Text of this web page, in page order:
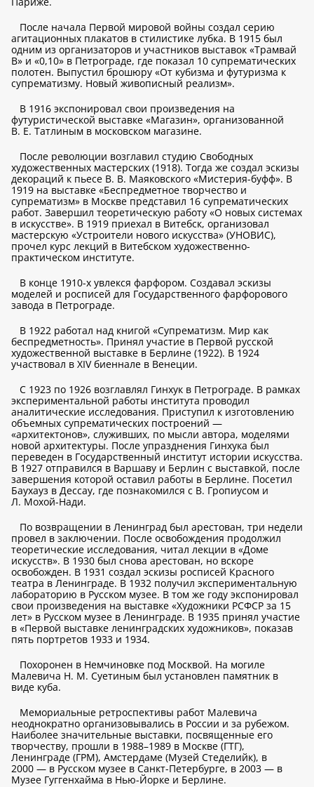
После начала Первой мировой войны создал серию
агитационных плакатов в стилистике лубка. В 1915 был
одним из организаторов и участников выставок «Трамвай
В» и «0,10» в Петрограде, где показал 10 супрематических
полотен. Выпустил брошюру «От кубизма и футуризма к
супрематизму. Новый живописный реализм».
В 1916 экспонировал свои произведения на
футуристической выставке «Магазин», организованной
В. Е. Татлиным в московском магазине.
После революции возглавил студию Свободных
художественных мастерских (1918). Тогда же создал эскизы
декораций к пьесе В. В. Маяковского «Мистерия-буфф». В
1919 на выставке «Беспредметное творчество и
супрематизм» в Москве представил 16 супрематических
работ. Завершил теоретическую работу «О новых системах
в искусстве». В 1919 приехал в Витебск, организовал
мастерскую «Устроители нового искусства» (УНОВИС),
прочел курс лекций в Витебском художественно-
практическом институте.
В конце 1910-х увлекся фарфором. Создавал эскизы
моделей и росписей для Государственного фарфорового
завода в Петрограде.
В 1922 работал над книгой «Супрематизм. Мир как
беспредметность». Принял участие в Первой русской
художественной выставке в Берлине (1922). В 1924
участвовал в XIV биеннале в Венеции.
С 1923 по 1926 возглавлял Гинхук в Петрограде. В рамках
экспериментальной работы института проводил
аналитические исследования. Приступил к изготовлению
объемных супрематических построений —
«архитектонов», служивших, по мысли автора, моделями
новой архитектуры. После упразднения Гинхука был
переведен в Государственный институт истории искусства.
В 1927 отправился в Варшаву и Берлин с выставкой, после
завершения которой оставил работы в Берлине. Посетил
Баухауз в Дессау, где познакомился с В. Гропиусом и
Л. Мохой-Нади.
По возвращении в Ленинград был арестован, три недели
провел в заключении. После освобождения продолжил
теоретические исследования, читал лекции в «Доме
искусств». В 1930 был снова арестован, но вскоре
освобожден. В 1931 создал эскизы росписей Красного
театра в Ленинграде. В 1932 получил экспериментальную
лабораторию в Русском музее. В том же году экспонировал
свои произведения на выставке «Художники РСФСР за 15
лет» в Русском музее в Ленинграде. В 1935 принял участие
в «Первой выставке ленинградских художников», показав
пять портретов 1933 и 1934.
Похоронен в Немчиновке под Москвой. На могиле
Малевича Н. М. Суетиным был установлен памятник в
виде куба.
Мемориальные ретроспективы работ Малевича
неоднократно организовывались в России и за рубежом.
Наиболее значительные выставки, посвященные его
творчеству, прошли в 1988–1989 в Москве (ГТГ),
Ленинграде (ГРМ), Амстердаме (Музей Стеделийк), в
2000 — в Русском музее в Санкт-Петербурге, в 2003 — в
Музее Гуггенхайма в Нью-Йорке и Берлине.